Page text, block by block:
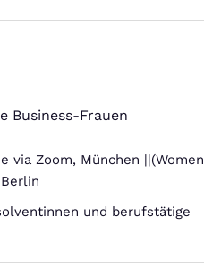
Business-Frauen
via Zoom, München ||(Women
und berufstätige